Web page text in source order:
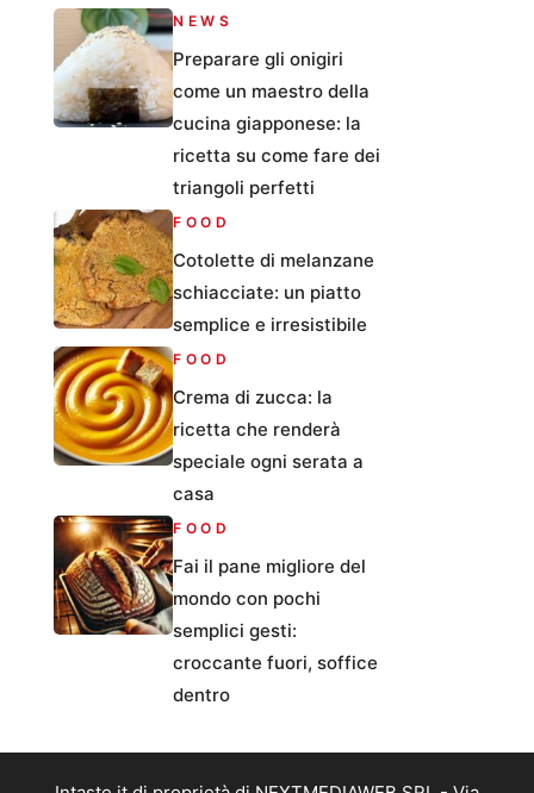
NEWS
Preparare gli onigiri
come un maestro della
cucina giapponese: la
ricetta su come fare dei
triangoli perfetti
FOOD
Cotolette di melanzane
schiacciate: un piatto
semplice e irresistibile
FOOD
Crema di zucca: la
ricetta che renderà
speciale ogni serata a
casa
FOOD
Fai il pane migliore del
mondo con pochi
semplici gesti:
croccante fuori, soffice
dentro